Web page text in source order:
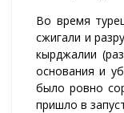
Во время
сжигали и
кырджалии
основания и
было ровно
пришло в